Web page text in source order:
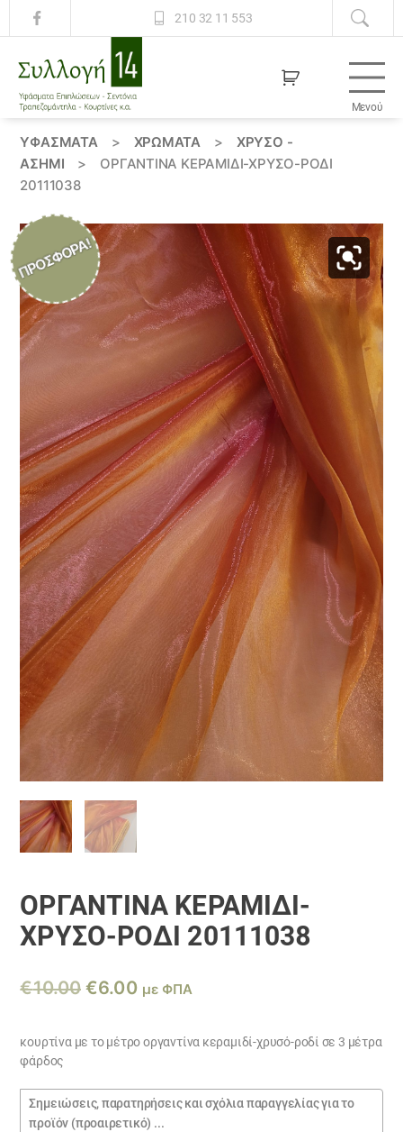
210 32 11 553
14
Μενού
ΥΦΆΣΜΑΤΑ > ΧΡΏΜΑΤΑ >
ΧΡΥΣΟ -
ΑΣΗΜΙ
>
ΟΡΓΑΝΤΊΝΑ ΚΕΡΑΜΙΔΊ-ΧΡΥΣΌ-ΡΟΔΊ
20111038
ΠΡΟΣΦΟΡΆ!
ΟΡΓΑΝΤΊΝΑ ΚΕΡΑΜΙΔΊ-
ΧΡΥΣΌ-ΡΟΔΊ 20111038
€10.00 Original
was:
€6.00Η
τιμή
€6.00.
με ΦΠΑ
κουρτίνα με το μέτρο οργαντίνα κεραμιδί-χρυσό-ροδί σε 3 μέτρα
φάρδος
Σημειώσεις
παραγγελίας